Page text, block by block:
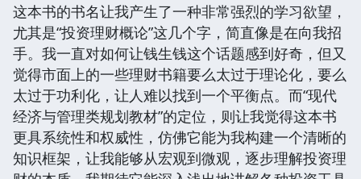
这本书的书名让我产生了一种非常强烈的学习欲望，
尤其是“投资理财概论”这几个字，简直像是在向我招
手。我一直对如何让钱生钱这个话题感到好奇，但又
觉得市面上的一些理财书籍要么太过于理论化，要么
太过于功利化，让人难以找到一个平衡点。而“现代
经济与管理类规划教材”的定位，则让我觉得这本书
更具系统性和权威性，仿佛它能为我构建一个清晰的
知识框架，让我能够从宏观到微观，逐步理解投资理